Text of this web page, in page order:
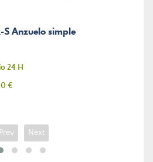
Anzuelo simple
24 H
€
Prev Next